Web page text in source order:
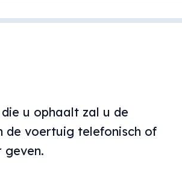
u ophaalt zal u de
de voertuig telefonisch of
geven.